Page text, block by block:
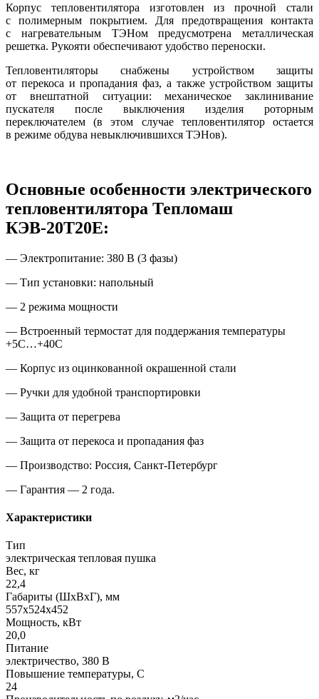
Корпус тепловентилятора изготовлен из прочной стали
с полимерным покрытием. Для предотвращения контакта
с нагревательным ТЭНом предусмотрена металлическая
решетка. Рукояти обеспечивают удобство переноски.
Тепловентиляторы снабжены устройством защиты
от перекоса и пропадания фаз, а также устройством защиты
от внештатной ситуации: механическое заклинивание
пускателя после выключения изделия роторным
переключателем
(в этом случае тепловентилятор остается
в режиме обдува невыключившихся ТЭНов).
Основные особенности электрического
тепловентилятора Тепломаш
КЭВ-20Т20Е:
— Электропитание: 380 В (3 фазы)
— Тип установки: напольный
— 2 режима мощности
— Встроенный термостат для поддержания температуры
+5С…+40С
— Корпус из оцинкованной окрашенной стали
— Ручки для удобной транспортировки
— Защита от перегрева
— Защита от перекоса и пропадания фаз
— Производство: Россия, Санкт-Петербург
— Гарантия — 2 года.
Характеристики
Тип
электрическая тепловая пушка
Вес, кг
22,4
Габариты (ШхВхГ), мм
557x524x452
Мощность, кВт
20,0
Питание
электричество, 380 В
Повышение температуры, С
24